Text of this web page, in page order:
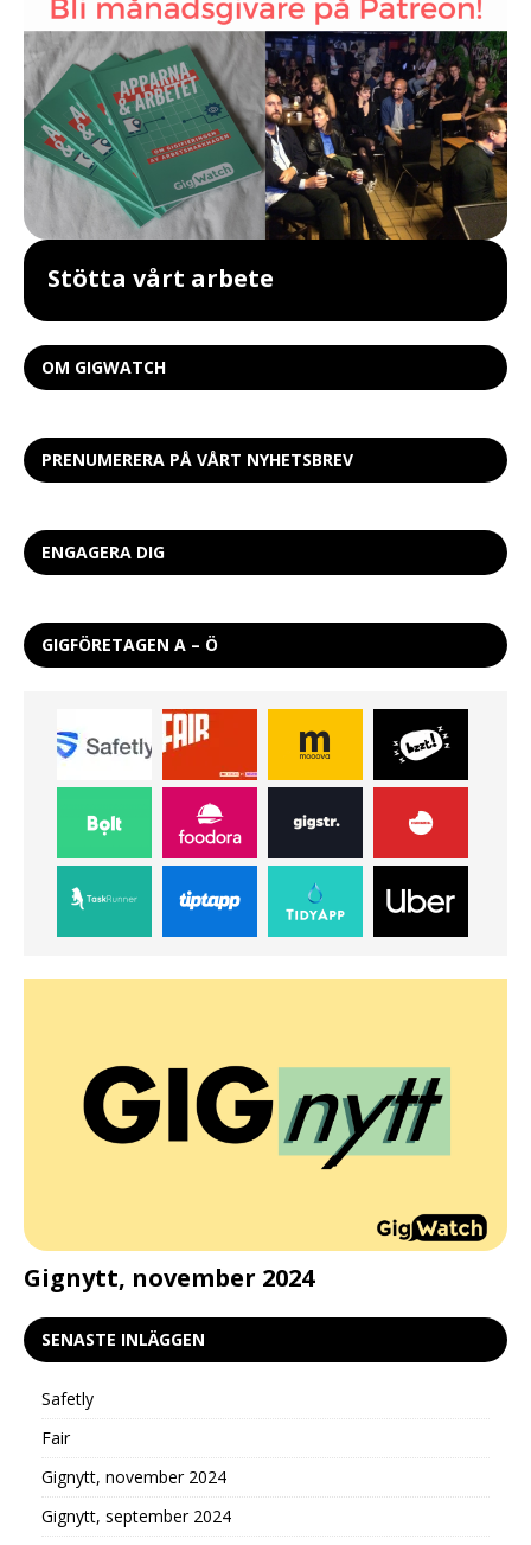
Stötta vårt arbete
OM GIGWATCH
PRENUMERERA PÅ VÅRT NYHETSBREV
ENGAGERA DIG
GIGFÖRETAGEN A – Ö
Gignytt, november 2024
SENASTE INLÄGGEN
Safetly
Fair
Gignytt, november 2024
Gignytt, september 2024